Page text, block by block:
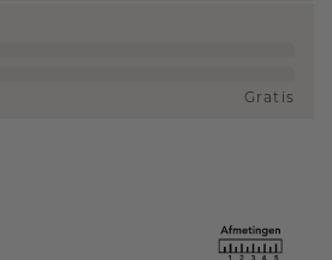
Gratis